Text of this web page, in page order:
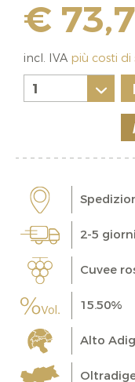
€
incl. IVA più costi
2-5
Cuvee
15.50%
Alto